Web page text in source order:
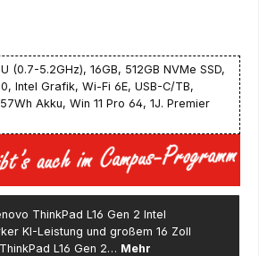
(0.7-5.2GHz), 16GB, 512GB NVMe SSD,
Intel Grafik, Wi-Fi 6E, USB-C/TB,
Akku, Win 11 Pro 64, 1J. Premier
ThinkPad L16 Gen 2 Intel
KI-Leistung und großem 16 Zoll
L16 Gen 2… Mehr